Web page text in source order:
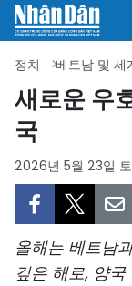
정치 베트남 및 세
새로운 우
국
2026년 5월 23일
올해는 베트남
깊은 해로, 양